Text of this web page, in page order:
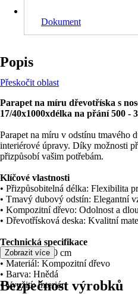
Dokument
Popis
Přeskočit oblast
Parapet na míru dřevotříska s
17/40x1000xdélka na přání 500 -
Parapet na míru v odstínu tmavého
interiérové úpravy. Díky možnosti
přizpůsobí vašim potřebám.
Klíčové vlastnosti
• Přizpůsobitelná délka: Flexibilita
• Tmavý dubový odstín: Elegantní
• Kompozitní dřevo: Odolnost a
• Dřevotřísková deska: Kvalitní
Technická specifikace
• Hloubka: 100 cm
• Materiál: Kompozitní dřevo
• Barva: Hnědá
• Využití: Interiér
Zobrazit více
Bezpečnost výrobků